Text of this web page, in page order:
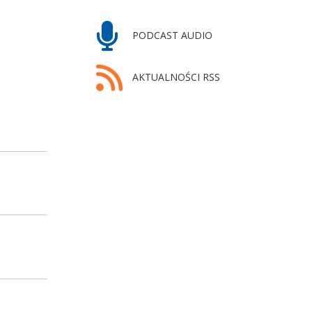
PODCAST AUDIO
AKTUALNOŚCI RSS